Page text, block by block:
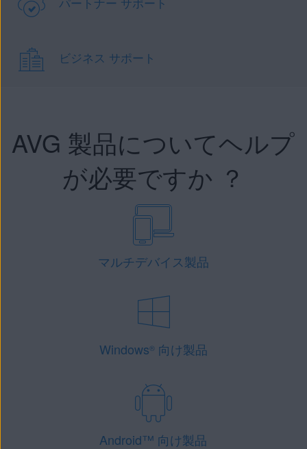
ビジネス サポート
AVG 製品についてヘルプ
が必要ですか ？
マルチデバイス製品
Windows®向け製品
Android™ 向け製品